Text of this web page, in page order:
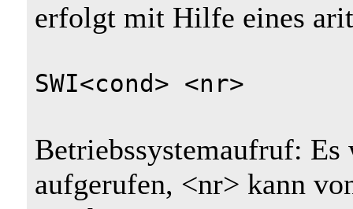
erfolgt mit Hilfe eines
SWI<cond> <nr>
Betriebssystemaufruf:
aufgerufen, <nr> kann